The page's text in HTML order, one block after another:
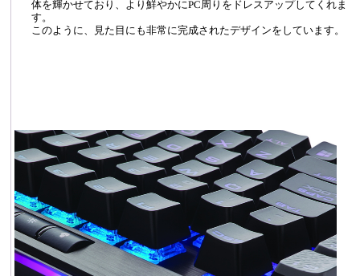
体を輝かせており、より鮮やかにPC周りをドレスアップしてくれま
す。
このように、見た目にも非常に完成されたデザインをしています。